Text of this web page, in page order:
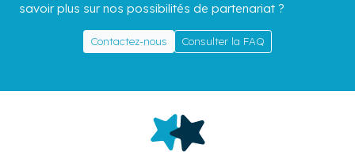
savoir plus sur nos possibilités de partenariat ?
Contactez-nous Consulter la FAQ